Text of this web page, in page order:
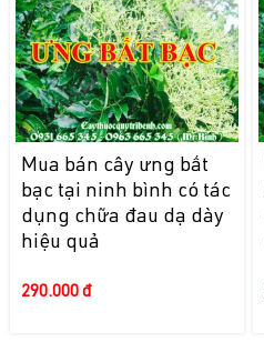
Mua bán cây ưng bất
bạc tại ninh bình có tác
dụng chữa đau dạ dày
hiệu quả
290.000 đ